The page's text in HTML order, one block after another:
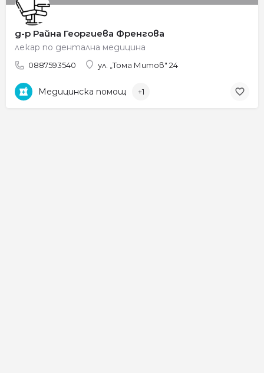
д-р Райна Георгиева Френгова
лекар по дентална медицина
0887593540 ул. „Тома Митов" 24
Медицинска помощ +1